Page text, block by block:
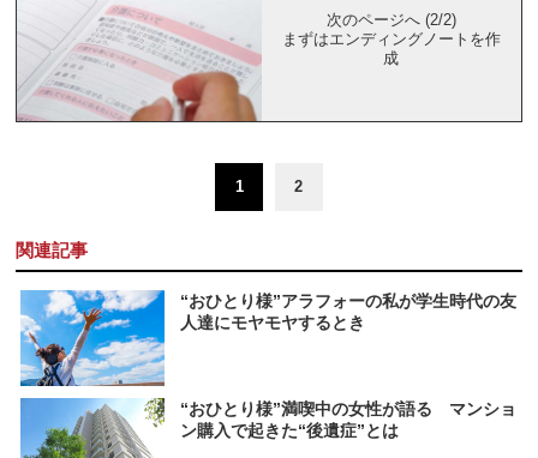
次のページへ (2/2)
まずはエンディングノートを作
成
1 2
関連記事
“おひとり様”アラフォーの私が学生時代の友
人達にモヤモヤするとき
“おひとり様”満喫中の女性が語る マンショ
ン購入で起きた“後遺症”とは